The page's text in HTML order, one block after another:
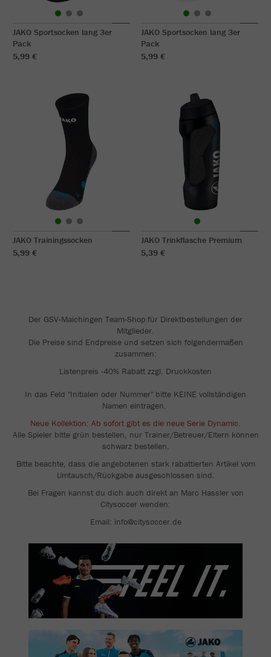
JAKO Sportsocken lang 3er
Pack
5,99 €
JAKO Sportsocken lang 3er
Pack
5,99 €
JAKO Trainingssocken
5,99 €
JAKO Trinkflasche Premium
5,39 €
Der GSV-Maichingen Team-Shop für Direktbestellungen der
Mitglieder.
Die Preise sind Endpreise und setzen sich folgendermaßen
zusammen:
Listenpreis -40% Rabatt zzgl. Druckkosten
In das Feld "Initialen oder Nummer" bitte KEINE vollständigen
Namen eintragen.
Neue Kollektion: Ab sofort gibt es die neue Serie Dynamic.
Alle Spieler bitte grün bestellen, nur Trainer/Betreuer/Eltern können
schwarz bestellen.
Bitte beachte, dass die angebotenen stark rabattierten Artikel vom
Umtausch/Rückgabe ausgeschlossen sind.
Bei Fragen kannst du dich auch direkt an Marc Hassler von
Citysoccer wenden:
Email: info@citysoccer.de